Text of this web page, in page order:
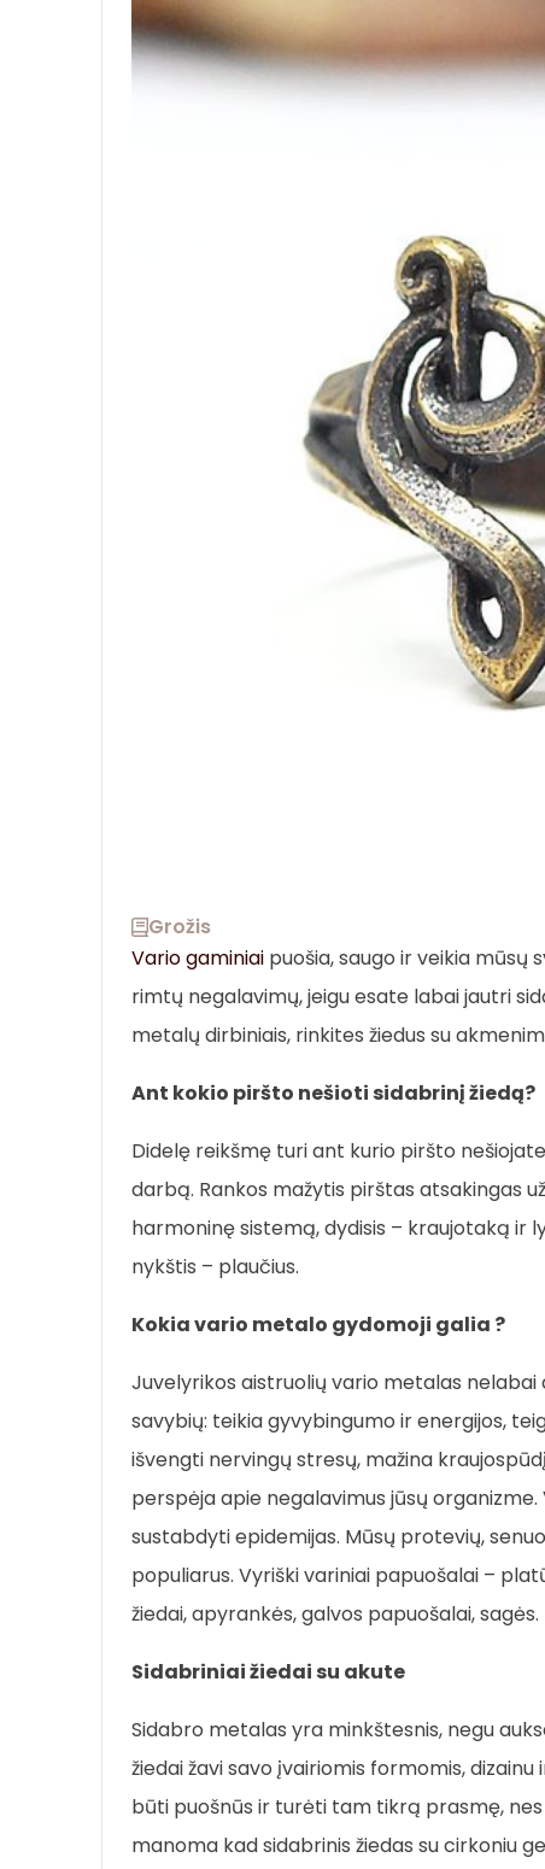
Grožis
Vario gaminiai puošia, saugo ir veikia mūsų
rimtų negalavimų, jeigu esate labai jautri
metalų dirbiniais, rinkites žiedus su
Ant kokio piršto nešioti sidabrinį žiedą?
Didelę reikšmę turi ant kurio piršto
darbą. Rankos mažytis pirštas atsakingas
harmoninę sistemą, dydisis – kraujotaką ir
nykštis – plaučius.
Kokia vario metalo gydomoji galia ?
Juvelyrikos aistruolių vario metalas
savybių: teikia gyvybingumo ir energijos,
išvengti nervingų stresų, mažina
perspėja apie negalavimus jūsų
sustabdyti epidemijas. Mūsų protevių,
populiarus. Vyriški variniai papuošalai –
žiedai, apyrankės, galvos papuošalai,
Sidabriniai žiedai su akute
Sidabro metalas yra minkštesnis, negu
žiedai žavi savo įvairiomis formomis,
būti puošnūs ir turėti tam tikrą prasmę,
manoma kad sidabrinis žiedas su cirkoniu